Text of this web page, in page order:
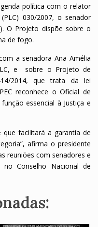
política com o relator
030/2007, o senador
O Projeto dispõe sobre o
de fogo.
a senadora Ana Amélia
e sobre o Projeto de
2014, que trata da lei
reconhece o Oficial de
essencial à Justiça e
que facilitará a garantia de
afirma o presidente
reuniões com senadores e
Conselho Nacional de